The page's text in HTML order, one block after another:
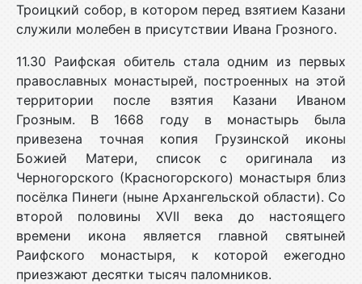
Троицкий собор, в котором перед взятием Казани
служили молебен в присутствии Ивана Грозного.
11.30 Раифская обитель стала одним из первых
православных монастырей, построенных на этой
территории после взятия Казани Иваном
Грозным. В 1668 году в монастырь была
привезена точная копия Грузинской иконы
Божией Матери, список с оригинала из
Черногорского (Красногорского) монастыря близ
посёлка Пинеги (ныне Архангельской области). Со
второй половины XVII века до настоящего
времени икона является главной святыней
Раифского монастыря, к которой ежегодно
приезжают десятки тысяч паломников.